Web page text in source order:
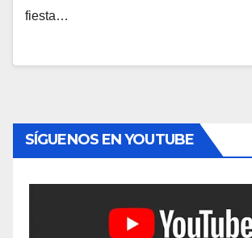
fiesta…
SÍGUENOS EN YOUTUBE